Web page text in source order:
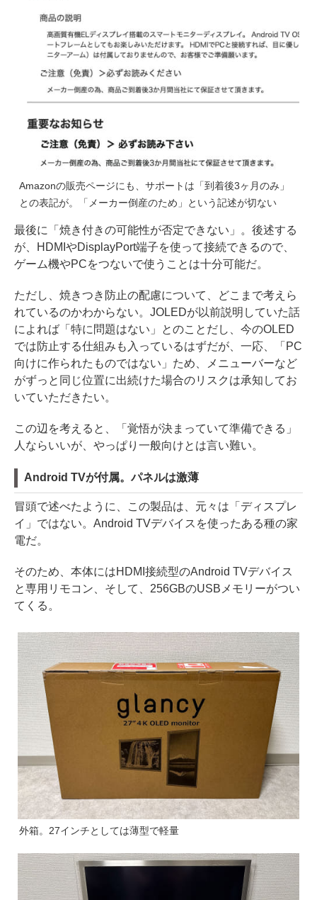
Amazonの販売ページにも、サポートは「到着後3ヶ月のみ」
との表記が。「メーカー倒産のため」という記述が切ない
最後に「焼き付きの可能性が否定できない」。後述する
が、HDMIやDisplayPort端子を使って接続できるので、
ゲーム機やPCをつないで使うことは十分可能だ。
ただし、焼きつき防止の配慮について、どこまで考えら
れているのかわからない。JOLEDが以前説明していた話
によれば「特に問題はない」とのことだし、今のOLED
では防止する仕組みも入っているはずだが、一応、「PC
向けに作られたものではない」ため、メニューバーなど
がずっと同じ位置に出続けた場合のリスクは承知してお
いていただきたい。
この辺を考えると、「覚悟が決まっていて準備できる」
人ならいいが、やっぱり一般向けとは言い難い。
Android TVが付属。パネルは激薄
冒頭で述べたように、この製品は、元々は「ディスプレ
イ」ではない。Android TVデバイスを使ったある種の家
電だ。
そのため、本体にはHDMI接続型のAndroid TVデバイス
と専用リモコン、そして、256GBのUSBメモリーがつい
てくる。
外箱。27インチとしては薄型で軽量